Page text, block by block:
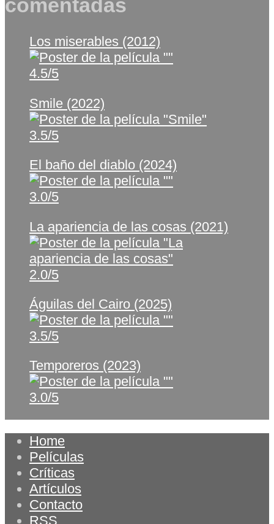
comentadas
Los miserables (2012)
4.5/5
Smile (2022)
3.5/5
El baño del diablo (2024)
3.0/5
La apariencia de las cosas (2021)
2.0/5
Águilas del Cairo (2025)
3.5/5
Temporeros (2023)
3.0/5
Home
Películas
Críticas
Artículos
Contacto
RSS